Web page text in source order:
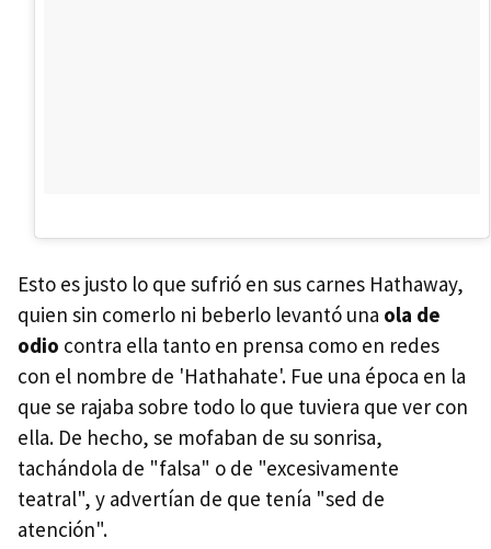
Esto es justo lo que sufrió en sus carnes Hathaway,
quien sin comerlo ni beberlo levantó una ola de
odio contra ella tanto en prensa como en redes
con el nombre de 'Hathahate'. Fue una época en la
que se rajaba sobre todo lo que tuviera que ver con
ella. De hecho, se mofaban de su sonrisa,
tachándola de "falsa" o de "excesivamente
teatral", y advertían de que tenía "sed de
atención".